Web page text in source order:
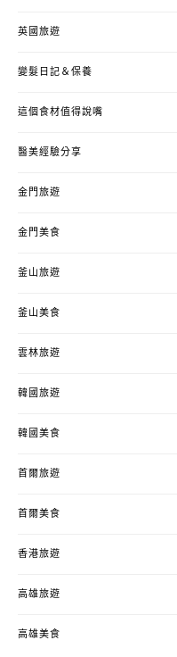
英國旅遊
變髮日記＆保養
這個食材值得說嘴
醫美經驗分享
金門旅遊
金門美食
釜山旅遊
釜山美食
雲林旅遊
韓國旅遊
韓國美食
首爾旅遊
首爾美食
香港旅遊
高雄旅遊
高雄美食